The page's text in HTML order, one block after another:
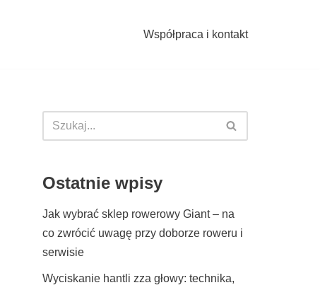
Współpraca i kontakt
Ostatnie wpisy
Jak wybrać sklep rowerowy Giant – na
co zwrócić uwagę przy doborze roweru i
serwisie
Wyciskanie hantli zza głowy: technika,